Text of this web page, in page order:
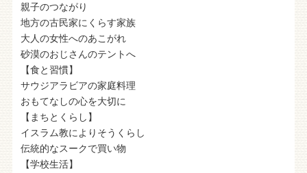
親子のつながり
地方の古民家にくらす家族
大人の女性へのあこがれ
砂漠のおじさんのテントへ
【食と習慣】
サウジアラビアの家庭料理
おもてなしの心を大切に
【まちとくらし】
イスラム教によりそうくらし
伝統的なスークで買い物
【学校生活】